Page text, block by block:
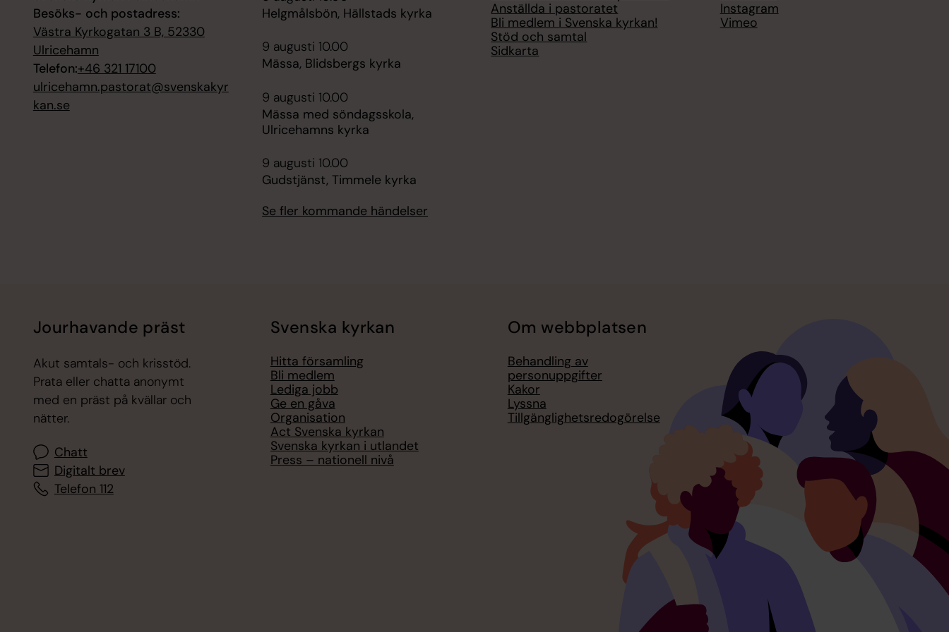
Besöks- och postadress:
Västra Kyrkogatan 3 B, 52330
Ulricehamn
Telefon:+46 321 17100
ulricehamn.pastorat@svenskakyr
kan.se
Helgmålsbön, Hällstads kyrka
9 augusti 10.00
Mässa, Blidsbergs kyrka
9 augusti 10.00
Mässa med söndagsskola,
Ulricehamns kyrka
9 augusti 10.00
Gudstjänst, Timmele kyrka
Se fler kommande händelser
Anställda i pastoratet
Bli medlem i Svenska kyrkan!
Stöd och samtal
Sidkarta
Instagram
Vimeo
Jourhavande präst
Akut samtals- och krisstöd.
Prata eller chatta anonymt
med en präst på kvällar och
nätter.
Chatt
Digitalt brev
Telefon 112
Svenska kyrkan
Hitta församling
Bli medlem
Lediga jobb
Ge en gåva
Organisation
Act Svenska kyrkan
Svenska kyrkan i utlandet
Press – nationell nivå
Om webbplatsen
Behandling av
personuppgifter
Kakor
Lyssna
Tillgänglighetsredogörelse